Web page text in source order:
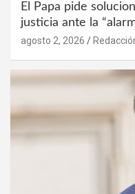
El Papa pide
justicia ante la
agosto 2, 2026